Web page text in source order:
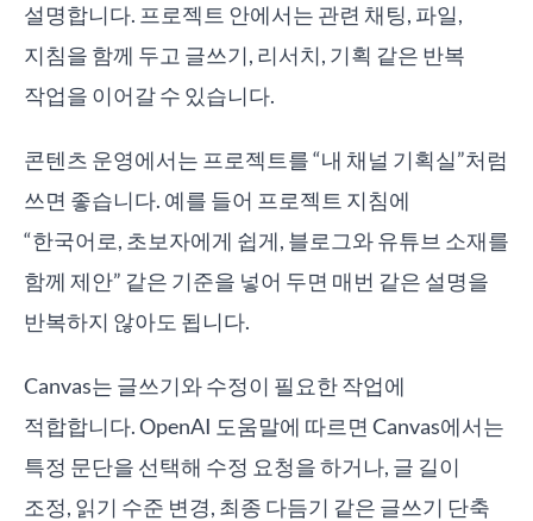
설명합니다. 프로젝트 안에서는 관련 채팅, 파일,
지침을 함께 두고 글쓰기, 리서치, 기획 같은 반복
작업을 이어갈 수 있습니다.
콘텐츠 운영에서는 프로젝트를 “내 채널 기획실”처럼
쓰면 좋습니다. 예를 들어 프로젝트 지침에
“한국어로, 초보자에게 쉽게, 블로그와 유튜브 소재를
함께 제안” 같은 기준을 넣어 두면 매번 같은 설명을
반복하지 않아도 됩니다.
Canvas는 글쓰기와 수정이 필요한 작업에
적합합니다. OpenAI 도움말에 따르면 Canvas에서는
특정 문단을 선택해 수정 요청을 하거나, 글 길이
조정, 읽기 수준 변경, 최종 다듬기 같은 글쓰기 단축